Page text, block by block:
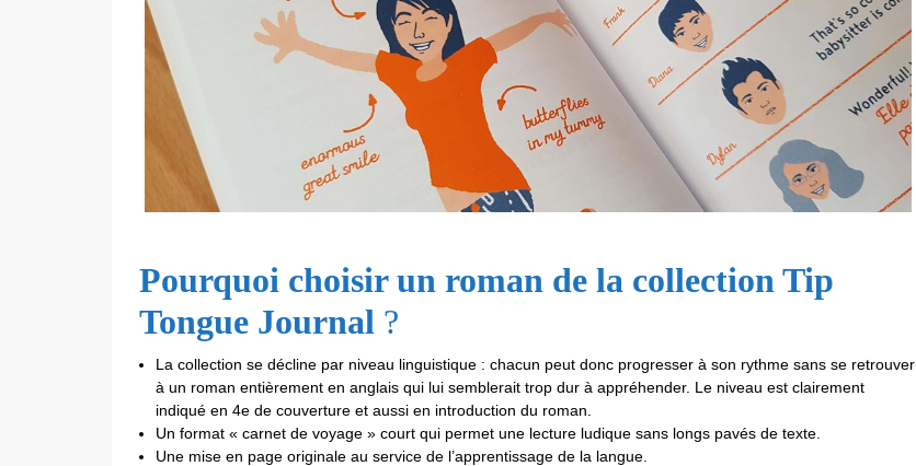
Pourquoi choisir un roman de la collection Tip
Tongue Journal ?
La collection se décline par niveau linguistique : chacun peut donc progresser à son rythme sans se retrouver
à un roman entièrement en anglais qui lui semblerait trop dur à appréhender. Le niveau est clairement
indiqué en 4e de couverture et aussi en introduction du roman.
Un format « carnet de voyage » court qui permet une lecture ludique sans longs pavés de texte.
Une mise en page originale au service de l’apprentissage de la langue.